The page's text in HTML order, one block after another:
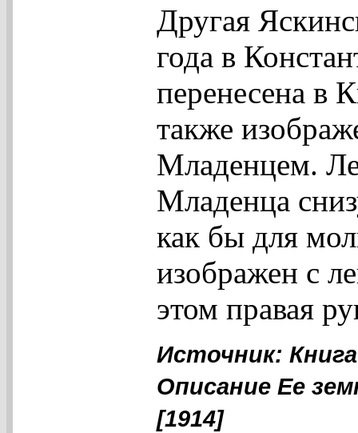
Другая
года в
перенесена в
также
Младенцем.
Младенца
как бы для
изображен с
этом правая
Источник:
Описание Ее
[1914]